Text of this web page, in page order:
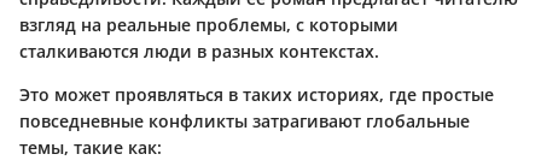
взгляд на реальные проблемы, с которыми
сталкиваются люди в разных контекстах.
Это может проявляться в таких историях, где простые
повседневные конфликты затрагивают глобальные
темы, такие как: